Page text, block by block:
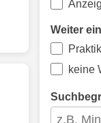
Weiter
keine